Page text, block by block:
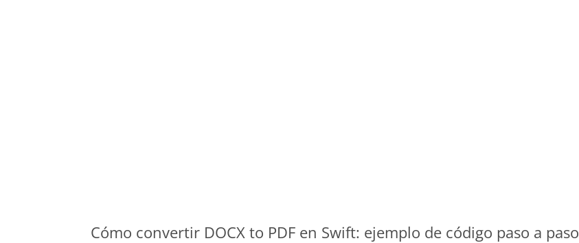
Cómo convertir DOCX to PDF en Swift: ejemplo de código paso a paso